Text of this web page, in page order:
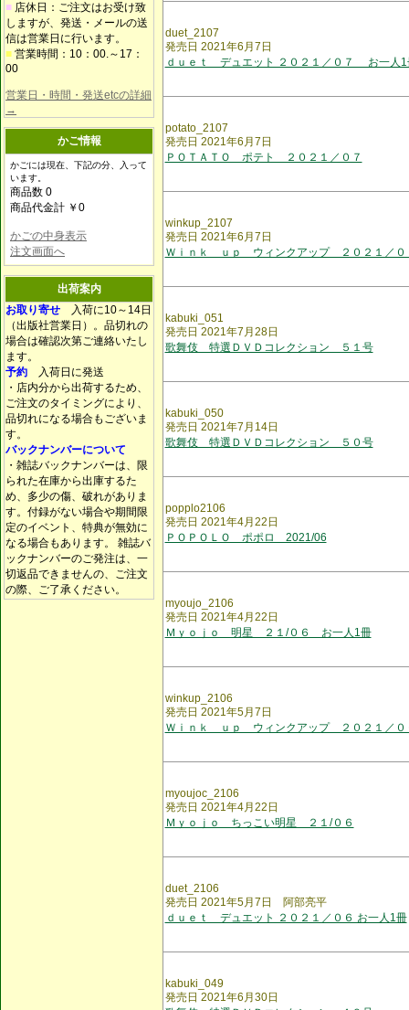
■ 店休日：ご注文はお受け致
しますが、発送・メールの送
信は営業日に行います。
■ 営業時間：10：00.～17：
00
営業日・時間・発送etcの詳細
→
かご情報
かごには現在、下記の分、入って
います。
商品数 0
商品代金計 ￥0
かごの中身表示
注文画面へ
出荷案内
お取り寄せ 入荷に10～14日
（出版社営業日）。品切れの
場合は確認次第ご連絡いたし
ます。
予約 入荷日に発送
・店内分から出荷するため、
ご注文のタイミングにより、
品切れになる場合もございま
す。
バックナンバーについて
・雑誌バックナンバーは、限
られた在庫から出庫するた
め、多少の傷、破れがありま
す。付録がない場合や期間限
定のイベント、特典が無効に
なる場合もあります。 雑誌バ
ックナンバーのご発注は、一
切返品できませんの、ご注文
の際、ご了承ください。
duet_2107
発売日 2021年6月7日
ｄｕｅｔ デュエット ２０２１／０７ お一人1
potato_2107
発売日 2021年6月7日
ＰＯＴＡＴＯ ポテト ２０２１／０７
winkup_2107
発売日 2021年6月7日
Ｗｉｎｋ ｕｐ ウィンクアップ ２０２１／０
kabuki_051
発売日 2021年7月28日
歌舞伎 特選ＤＶＤコレクション ５１号
kabuki_050
発売日 2021年7月14日
歌舞伎 特選ＤＶＤコレクション ５０号
popplo2106
発売日 2021年4月22日
ＰＯＰＯＬＯ ポポロ 2021/06
myoujo_2106
発売日 2021年4月22日
Ｍｙｏｊｏ 明星 ２１/０６ お一人1冊
winkup_2106
発売日 2021年5月7日
Ｗｉｎｋ ｕｐ ウィンクアップ ２０２１／０
myoujoc_2106
発売日 2021年4月22日
Ｍｙｏｊｏ ちっこい明星 ２１/０６
duet_2106
発売日 2021年5月7日 阿部亮平
ｄｕｅｔ デュエット ２０２１／０６ お一人1冊
kabuki_049
発売日 2021年6月30日